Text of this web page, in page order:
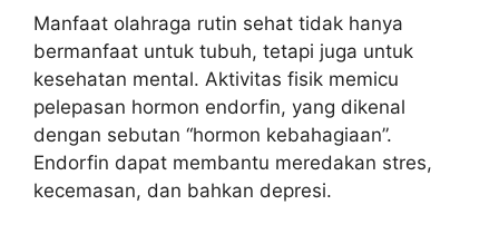
Manfaat olahraga rutin sehat tidak hanya
bermanfaat untuk tubuh, tetapi juga untuk
kesehatan mental. Aktivitas fisik memicu
pelepasan hormon endorfin, yang dikenal
dengan sebutan “hormon kebahagiaan”.
Endorfin dapat membantu meredakan stres,
kecemasan, dan bahkan depresi.